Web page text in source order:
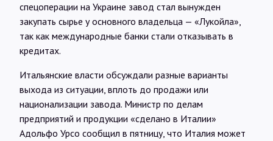
спецоперации на Украине завод стал вынужден
закупать сырье у основного владельца — «Лукойла»,
так как международные банки стали отказывать в
кредитах.
Итальянские власти обсуждали разные варианты
выхода из ситуации, вплоть до продажи или
национализации завода. Министр по делам
предприятий и продукции «сделано в Италии»
Адольфо Урсо сообщил в пятницу, что Италия может